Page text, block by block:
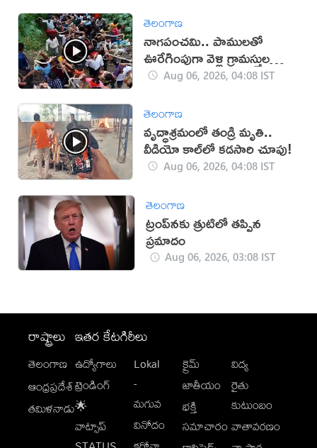
తెలంగాణ
నాగపంచమి.. పాములతో
ఊరేగింపుగా వెళ్లి గ్రామస్తుల
పూజలు(వీడియో)
Aug 06, 2026, 04:08 IST
తెలంగాణ
వృద్ధాశ్రమంలో తండ్రి మృతి..
వీడియో కాల్‌లో కడసారి చూపు!
Aug 06, 2026, 04:08 IST
తెలంగాణ
ట్రంప్‌నకు త్రుటిలో తప్పిన
ప్రమాదం
Aug 06, 2026, 03:08 IST
రాష్ట్రాలు
తెలంగాణ
ఆంధ్రప్రదేశ్
తమిళనాడు
ఇతర కేటగిరీలు
ఉద్యోగాలు
ట్రెండింగ్
🌟
వాట్సాప్
Lokal
-
మగువ
వినోదం
క్రైమ్
జాతీయం
భక్తి
సమాచారం
విద్య
రైతు
కుటుంబం
వాతావరణం